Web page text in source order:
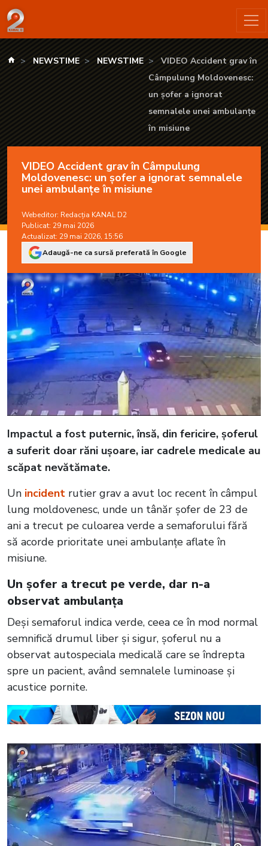
VIDEO Accident grav în Câmpulung Moldovenesc: un șofer
kanald.ro
NEWSTIME NEWSTIME
VIDEO Accident grav în
Câmpulung Moldovenesc:
un șofer a ignorat
semnalele unei ambulanțe
în misiune
VIDEO Accident grav în Câmpulung
Moldovenesc: un șofer a ignorat semnalele
unei ambulanțe în misiune
Webeditor: Redacția KANAL D2
Publicat: 29 mai 2026
Actualizat: 29 mai 2026, 15:56
Adaugă-ne ca sursă preferată în Google
Impactul a fost puternic, însă, din fericire, șoferul
a suferit doar răni ușoare, iar cadrele medicale au
scăpat nevătămate.
Un incident rutier grav a avut loc recent în câmpul
lung moldovenesc, unde un tânăr șofer de 23 de
ani a trecut pe culoarea verde a semaforului fără
să acorde prioritate unei ambulanțe aflate în
misiune.
Un șofer a trecut pe verde, dar n-a
observat ambulanța
Deși semaforul indica verde, ceea ce în mod normal
semnifică drumul liber și sigur, șoferul nu a
observat autospeciala medicală care se îndrepta
spre un pacient, având semnalele luminoase și
acustice pornite.